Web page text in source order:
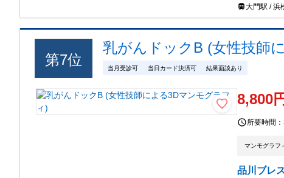
大門駅 / 浜
第7位
乳がんドックB (女性技師
当月受診可 当日カード決済可 結果面談あり
8,800
所要時間：
マンモグラフ
品川ブレ